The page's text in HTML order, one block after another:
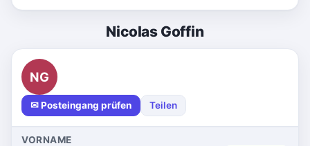
Nicolas Goffin
NG
✉ Posteingang prüfen Teilen
VORNAME